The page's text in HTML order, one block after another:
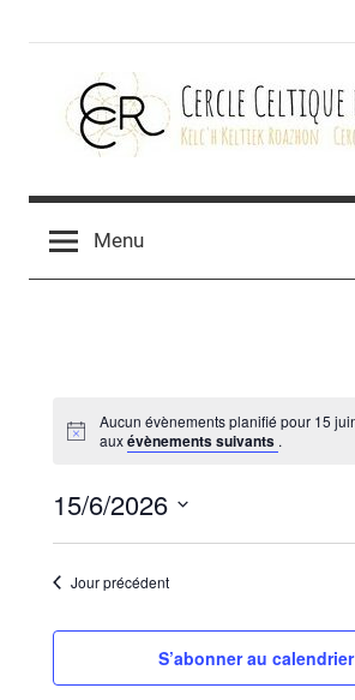
Cercle
celtique
Menu
Aucun évènements planifié pour 15
auxévènements suivants .
15/6/2026
Sélectionnez
uneJour précédent
S’abonner au calendrier